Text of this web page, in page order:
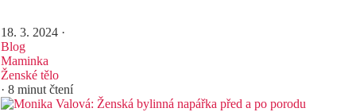
18. 3. 2024 ·
Blog
Maminka
Ženské tělo
· 8 minut čtení